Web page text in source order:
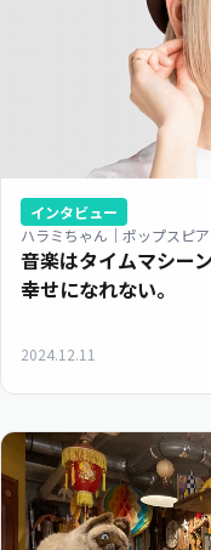
インタビュー
ハラミちゃん｜ポップスピ
音楽はタイムマシー
幸せになれない。
2024.12.11